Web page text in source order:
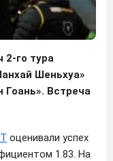
2-го тура
Шеньхуа»
Гоань». Встреча
оценивали успех
1.83. На